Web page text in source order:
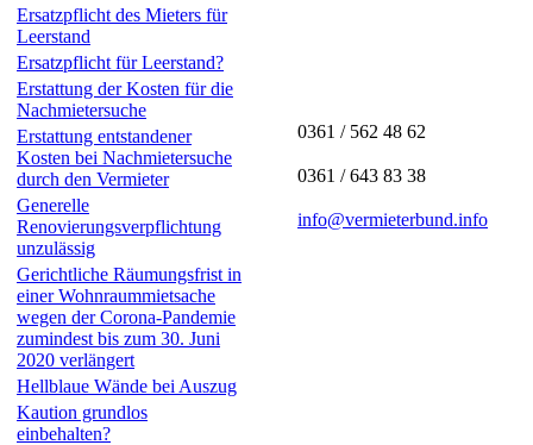
Ersatzpflicht des Mieters für
Leerstand
Ersatzpflicht für Leerstand?
Erstattung der Kosten für die
Nachmietersuche
Erstattung entstandener
Kosten bei Nachmietersuche
durch den Vermieter
Generelle
Renovierungsverpflichtung
unzulässig
Gerichtliche Räumungsfrist in
einer Wohnraummietsache
wegen der Corona-Pandemie
zumindest bis zum 30. Juni
2020 verlängert
Hellblaue Wände bei Auszug
Kaution grundlos
einbehalten?
0361 / 562 48 62
0361 / 643 83 38
info@vermieterbund.info